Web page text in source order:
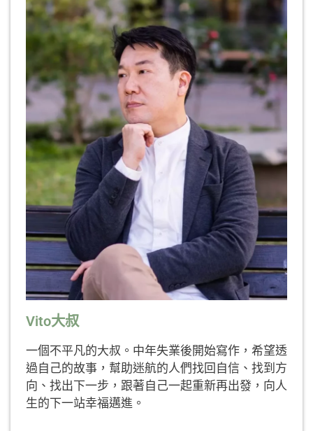
Vito大叔
一個不平凡的大叔。中年失業後開始寫作，希望透
過自己的故事，幫助迷航的人們找回自信、找到方
向、找出下一步，跟著自己一起重新再出發，向人
生的下一站幸福邁進。